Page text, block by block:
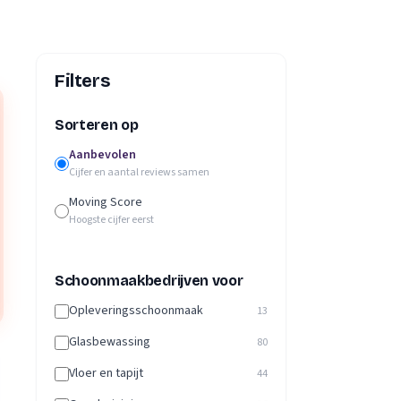
Filters
Sorteren op
Aanbevolen
Cijfer en aantal reviews samen
Moving Score
Hoogste cijfer eerst
Schoonmaakbedrijven voor
Opleveringsschoonmaak 13
Glasbewassing 80
Vloer en tapijt 44